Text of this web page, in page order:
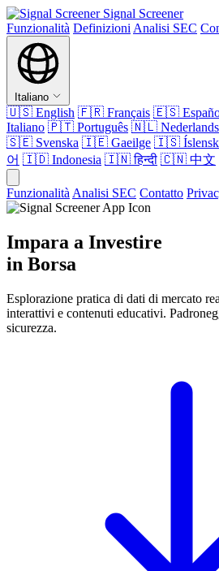
Signal Screener
Funzionalità Definizioni Analisi SEC
Italiano
🇺🇸 English 🇫🇷 Français 🇪🇸
Italiano 🇵🇹 Português 🇳🇱 Nederlands
🇸🇪 Svenska 🇮🇪 Gaeilge 🇮🇸
어 🇮🇩 Indonesia 🇮🇳हिन्दी 🇨🇳 中文
Funzionalità Analisi SEC Contatto
Impara a Investire
in Borsa
Esplorazione pratica di dati di mercato
interattivi e contenuti educativi.
sicurezza.